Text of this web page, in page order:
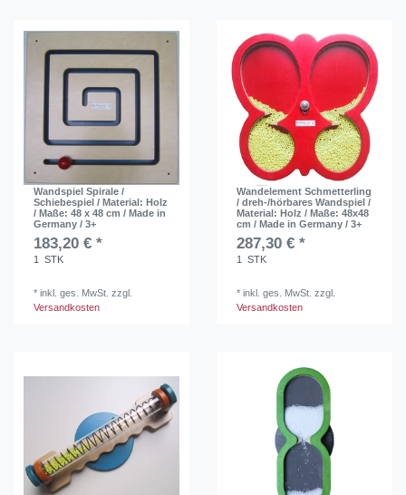
Wandspiel Spirale /
Schiebespiel / Material: Holz
/ Maße: 48 x 48 cm / Made in
Germany / 3+
183,20 € *
1 STK
*inkl. ges. MwSt. zzgl.
Versandkosten
Wandelement Schmetterling
/ dreh-/hörbares Wandspiel /
Material: Holz / Maße: 48x48
cm / Made in Germany / 3+
287,30 € *
1 STK
*inkl. ges. MwSt. zzgl.
Versandkosten